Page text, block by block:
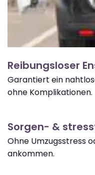
Reibungsloser
Garantiert ein
ohne Komplikationen.
Sorgen- &
Ohne Umzugsstress
ankommen.